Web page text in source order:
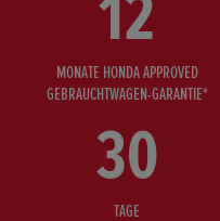
12
MONATE HONDA APPROVED
GEBRAUCHTWAGEN-GARANTIE*
30
TAGE